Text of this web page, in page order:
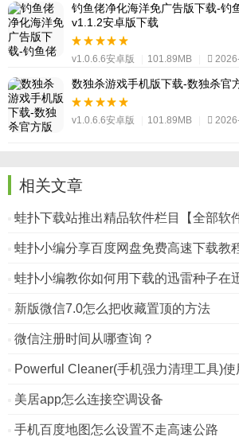
钓鱼佬净化海洋免广告版下载-钓
v1.1.2安卓版下载
v1.0.6.6安卓版 101.89MB
数独杀游戏手机版下载-数独杀官
v1.0.6.6安卓版 101.89MB
相关文章
蛙扑下载站推出精品软件栏目【全部软
蛙扑小编分享百度网盘免费高速下载教
蛙扑小编教你如何用下载的迅雷种子在
新版微信7.0怎么把收藏置顶的方法
微信注册时间从哪查询？
Powerful Cleaner(手机强力清理工具)使
美居app怎么连接空调设备
手机百度地图怎么设置不走高速公路